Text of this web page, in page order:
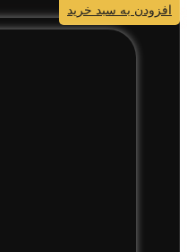
افزودن به سبد خرید